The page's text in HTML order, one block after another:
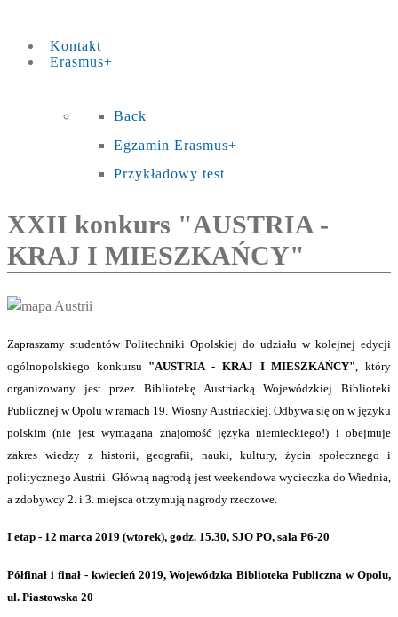
Kontakt
Erasmus+
Back
Egzamin Erasmus+
Przykładowy test
XXII konkurs "AUSTRIA -
KRAJ I MIESZKAŃCY"
Zapraszamy studentów Politechniki Opolskiej do udziału w kolejnej edycji
ogólnopolskiego konkursu "AUSTRIA - KRAJ I MIESZKAŃCY" , który
organizowany jest przez Bibliotekę Austriacką Wojewódzkiej Biblioteki
Publicznej w Opolu w ramach 19. Wiosny Austriackiej. Odbywa się on w języku
polskim (nie jest wymagana znajomość języka niemieckiego!) i obejmuje
zakres wiedzy z historii, geografii, nauki, kultury, życia społecznego i
politycznego Austrii. Główną nagrodą jest weekendowa wycieczka do Wiednia,
a zdobywcy 2. i 3. miejsca otrzymują nagrody rzeczowe.
I etap - 12 marca 2019 (wtorek), godz. 15.30, SJO PO, sala P6-20
Półfinał i finał - kwiecień 2019, Wojewódzka Biblioteka Publiczna w Opolu,
ul. Piastowska 20